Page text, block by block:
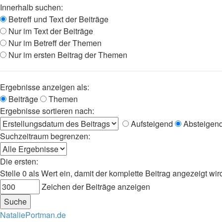
Innerhalb suchen:
Betreff und Text der Beiträge
Nur im Text der Beiträge
Nur im Betreff der Themen
Nur im ersten Beitrag der Themen
Ergebnisse anzeigen als:
Beiträge
Themen
Ergebnisse sortieren nach:
Aufsteigend
Suchzeitraum begrenzen:
Die ersten:
Stelle 0 als Wert ein, damit der komplette Beitrag angezeigt
Zeichen der Beiträge anzeigen
NataliePortman.de